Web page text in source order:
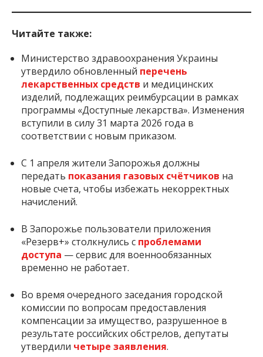
Читайте также:
Министерство здравоохранения Украины
утвердило обновленный перечень
лекарственных средств и медицинских
изделий, подлежащих реимбурсации в рамках
программы «Доступные лекарства». Изменения
вступили в силу 31 марта 2026 года в
соответствии с новым приказом.
С 1 апреля жители Запорожья должны
передать показания газовых счётчиков на
новые счета, чтобы избежать некорректных
начислений.
В Запорожье пользователи приложения
«Резерв+» столкнулись с проблемами
доступа — сервис для военнообязанных
временно не работает.
Во время очередного заседания городской
комиссии по вопросам предоставления
компенсации за имущество, разрушенное в
результате российских обстрелов, депутаты
утвердили четыре заявления.